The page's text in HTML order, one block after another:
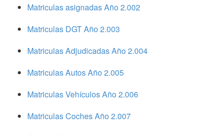
Matriculas asignadas Año 2.002
Matriculas DGT Año 2.003
Matriculas Adjudicadas Año 2.004
Matriculas Autos Año 2.005
Matriculas Vehículos Año 2.006
Matriculas Coches Año 2.007